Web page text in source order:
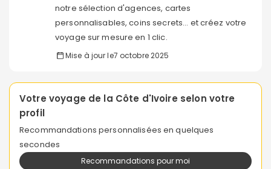
notre sélection d'agences, cartes
personnalisables, coins secrets... et créez votre
voyage sur mesure en 1 clic.
Mise à jour le7 octobre 2025
Votre voyage de la Côte d'Ivoire selon votre
profil
Recommandations personnalisées en quelques
secondes
Recommandations pour moi